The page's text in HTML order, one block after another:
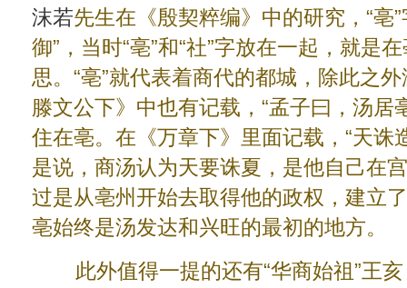
沫若先生在《殷契粹编》中的研究，“亳
御”，当时“亳”和“社”字放在一起，就是
思。“亳”就代表着商代的都城，除此之
滕文公下》中也有记载，“孟子曰，汤居
住在亳。在《万章下》里面记载，“天诛
是说，商汤认为天要诛夏，是他自己在
过是从亳州开始去取得他的政权，建立
亳始终是汤发达和兴旺的最初的地方。
此外值得一提的还有“华商始祖”王亥